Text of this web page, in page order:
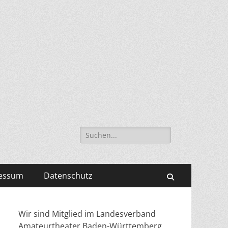
Suche
nach:
Datenschutz
Wir sind Mitglied im Landesverband